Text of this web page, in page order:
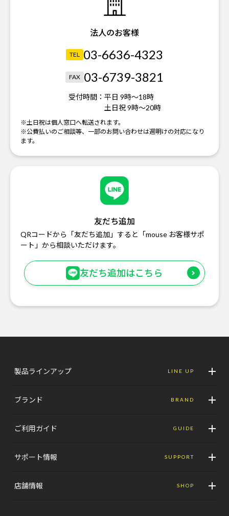
法人のお客様
TEL 03-6636-4323
FAX 03-6739-3821
受付時間： 平日 9時～18時
土日祝 9時～20時
※土日祝は個人窓口へ転送されます。
※公費払いのご相談等、一部のお問い合わせは週明けの対応になり
ます。
友だち追加
QRコードから「友だち追加」すると「mouse お客様サポ
ート」から相談いただけます。
友だち追加はこちら
製品ラインアップ LINE UP
ブランド BRAND
ご利用ガイド GUIDE
サポート情報 SUPPORT
店舗情報 SHOP